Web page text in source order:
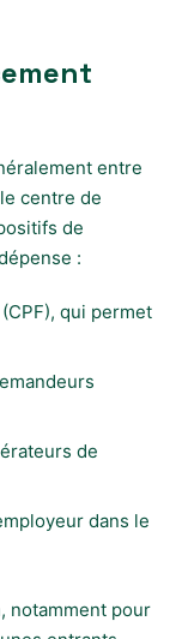
entre
centre de
de
:
qui permet
de
dans le
notamment pour